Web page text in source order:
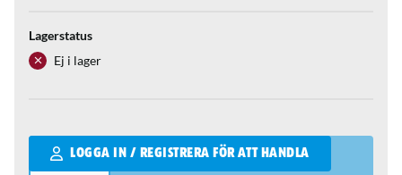
Lagerstatus
Ej i lager
LOGGA IN / REGISTRERA FÖR ATT HANDLA
Qantity